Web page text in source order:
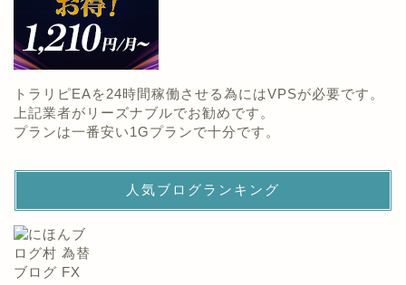
トラリピEAを24時間稼働させる為にはVPSが必要です。
上記業者がリーズナブルでお勧めです。
プランは一番安い1Gプランで十分です。
人気ブログランキング